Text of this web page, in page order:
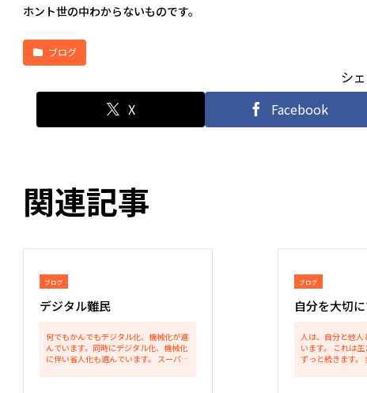
ホント世の中わからないものです。
ブログ
シ
X
Facebook
関連記事
ブログ
デジタル難民
何でもかんでもデジタル化、機械化が進
んでいます。同時にデジタル化、機械化
に伴い省人化も進んでいます。 スーパー
ブログ
自分を大切
人は、自分と他
います。 これは生
ずっと続きます。